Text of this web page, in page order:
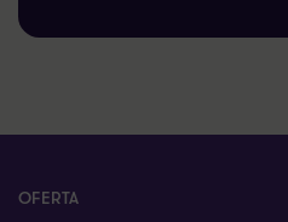
OFERTA